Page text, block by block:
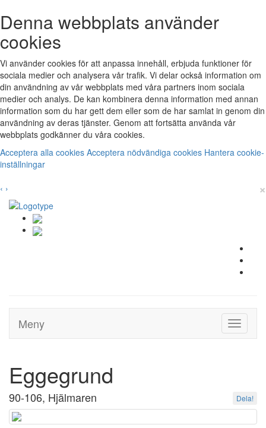
Denna webbplats använder
cookies
Vi använder cookies för att anpassa innehåll, erbjuda funktioner för
sociala medier och analysera vår trafik. Vi delar också information om
din användning av vår webbplats med våra partners inom sociala
medier och analys. De kan kombinera denna information med annan
information som du har gett dem eller som de har samlat in genom din
användning av deras tjänster. Genom att fortsätta använda vår
webbplats godkänner du våra cookies.
Acceptera alla cookies Acceptera nödvändiga cookies Hantera cookie-
inställningar
‹ › ×
Toggle
Meny
Eggegrund
90-106, Hjälmaren Dela!